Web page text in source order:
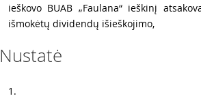
ieškovo BUAB „Faulana“ ieškinį
išmokėtų dividendų išieškojimo,
Nustatė
1.